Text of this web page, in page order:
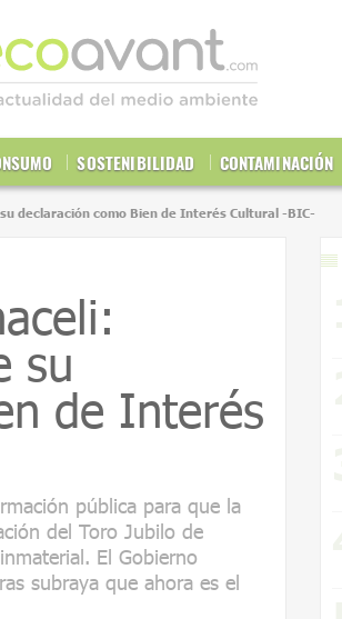
SOSTENIBILIDAD CONTAMINACIÓN
declaración como Bien de Interés Cultural -BIC-
su
de Interés
pública para que la
del Toro Jubilo de
El Gobierno
subraya que ahora es el